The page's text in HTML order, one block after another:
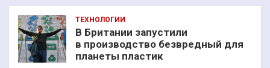
ТЕХНОЛОГИИ
В Британии запустили
в производство безвредный для
планеты пластик